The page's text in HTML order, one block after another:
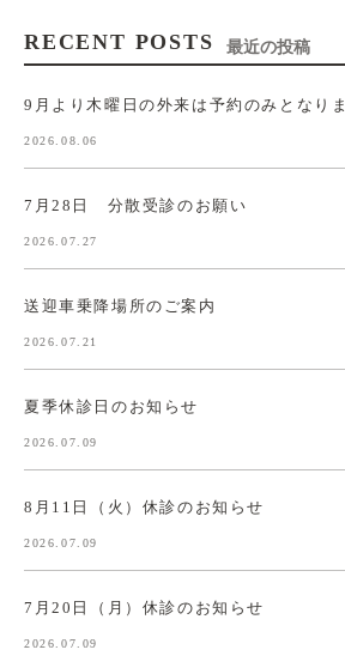
RECENT POSTS 最近の投稿
9月より木曜日の外来は予約のみとなり
2026.08.06
7月28日 分散受診のお願い
2026.07.27
送迎車乗降場所のご案内
2026.07.21
夏季休診日のお知らせ
2026.07.09
8月11日（火）休診のお知らせ
2026.07.09
7月20日（月）休診のお知らせ
2026.07.09